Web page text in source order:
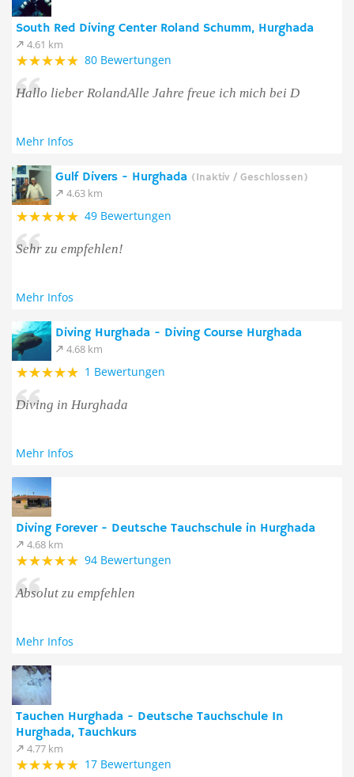
South Red Diving Center Roland Schumm, Hurghada
4.61 km
80 Bewertungen
Hallo lieber RolandAlle Jahre freue ich mich bei D
Mehr Infos
Gulf Divers - Hurghada (Inaktiv / Geschlossen)
4.63 km
49 Bewertungen
Sehr zu empfehlen!
Mehr Infos
Diving Hurghada - Diving Course Hurghada
4.68 km
1 Bewertungen
Diving in Hurghada
Mehr Infos
Diving Forever - Deutsche Tauchschule in Hurghada
4.68 km
94 Bewertungen
Absolut zu empfehlen
Mehr Infos
Tauchen Hurghada - Deutsche Tauchschule In
Hurghada, Tauchkurs
4.77 km
17 Bewertungen